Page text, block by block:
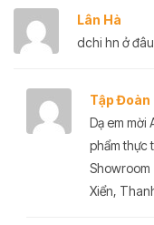
Lân Hà
dchi hn ở
Tập Đoàn
Dạ em mời
phẩm thực
Showroom
Xiển,